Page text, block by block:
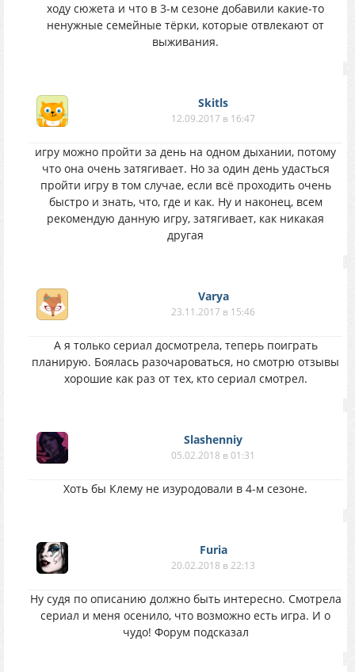
ходу сюжета и что в 3-м сезоне добавили какие-то
ненужные семейные тёрки, которые отвлекают от
выживания.
Skitls
12.09.2017 в 16:47
игру можно пройти за день на одном дыхании, потому
что она очень затягивает. Но за один день удасться
пройти игру в том случае, если всё проходить очень
быстро и знать, что, где и как. Ну и наконец, всем
рекомендую данную игру, затягивает, как никакая
другая
Varya
23.11.2017 в 15:46
А я только сериал досмотрела, теперь поиграть
планирую. Боялась разочароваться, но смотрю отзывы
хорошие как раз от тех, кто сериал смотрел.
Slashenniy
05.02.2018 в 01:31
Хоть бы Клему не изуродовали в 4-м сезоне.
Furia
20.02.2018 в 22:13
Ну судя по описанию должно быть интересно. Смотрела
сериал и меня осенило, что возможно есть игра. И о
чудо! Форум подсказал